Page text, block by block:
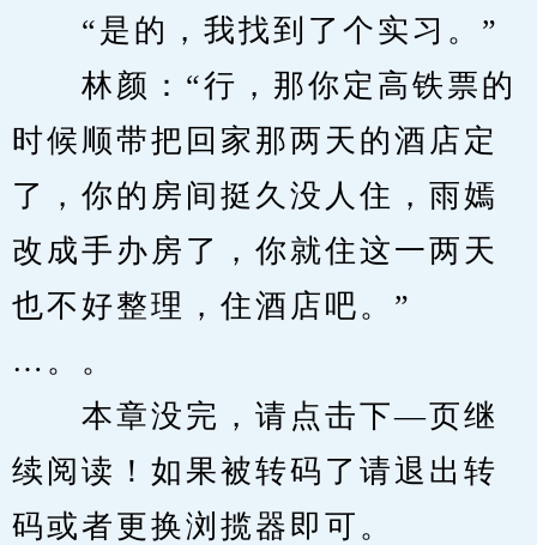
“是的，我找到了个实习。”
林颜：“行，那你定高铁票的
时候顺带把回家那两天的酒店定
了，你的房间挺久没人住，雨嫣
改成手办房了，你就住这一两天
也不好整理，住酒店吧。”
…。。
本章没完，请点击下—页继
续阅读！如果被转码了请退出转
码或者更换浏揽器即可。